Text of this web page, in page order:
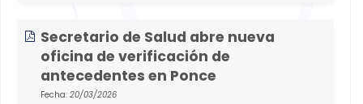
Secretario de Salud abre nueva
oficina de verificación de
antecedentes en Ponce
Fecha: 20/03/2026